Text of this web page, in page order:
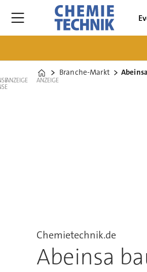
Home
Branche-Markt
ANZEIGE ANZEIGE
Chemietechnik.de
Abeinsa